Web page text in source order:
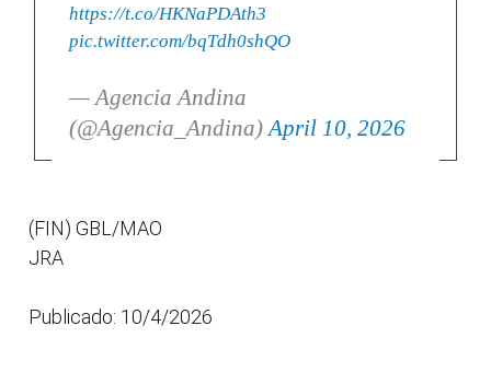
https://t.co/HKNaPDAth3
pic.twitter.com/bqTdh0shQO
— Agencia Andina
(@Agencia_Andina)April 10, 2026
(FIN) GBL/MAO
JRA
Publicado: 10/4/2026